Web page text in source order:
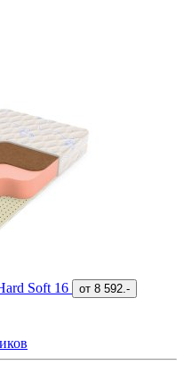
Soft 16 от 8 592.-